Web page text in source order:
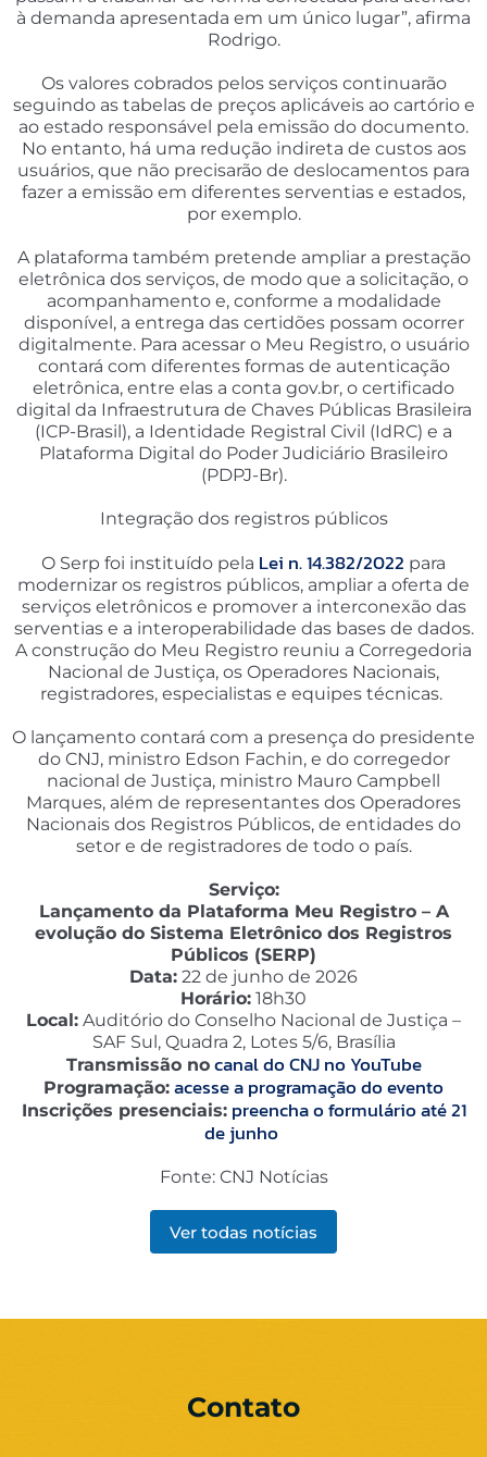
à demanda apresentada em um único lugar”, afirma
Rodrigo.
Os valores cobrados pelos serviços continuarão
seguindo as tabelas de preços aplicáveis ao cartório e
ao estado responsável pela emissão do documento.
No entanto, há uma redução indireta de custos aos
usuários, que não precisarão de deslocamentos para
fazer a emissão em diferentes serventias e estados,
por exemplo.
A plataforma também pretende ampliar a prestação
eletrônica dos serviços, de modo que a solicitação, o
acompanhamento e, conforme a modalidade
disponível, a entrega das certidões possam ocorrer
digitalmente. Para acessar o Meu Registro, o usuário
contará com diferentes formas de autenticação
eletrônica, entre elas a conta gov.br, o certificado
digital da Infraestrutura de Chaves Públicas Brasileira
(ICP-Brasil), a Identidade Registral Civil (IdRC) e a
Plataforma Digital do Poder Judiciário Brasileiro
(PDPJ-Br).
Integração dos registros públicos
O Serp foi instituído pela Lei n. 14.382/2022 para
modernizar os registros públicos, ampliar a oferta de
serviços eletrônicos e promover a interconexão das
serventias e a interoperabilidade das bases de dados.
A construção do Meu Registro reuniu a Corregedoria
Nacional de Justiça, os Operadores Nacionais,
registradores, especialistas e equipes técnicas.
O lançamento contará com a presença do presidente
do CNJ, ministro Edson Fachin, e do corregedor
nacional de Justiça, ministro Mauro Campbell
Marques, além de representantes dos Operadores
Nacionais dos Registros Públicos, de entidades do
setor e de registradores de todo o país.
Serviço:
Lançamento da Plataforma Meu Registro – A
evolução do Sistema Eletrônico dos Registros
Públicos (SERP)
Data: 22 de junho de 2026
Horário: 18h30
Local: Auditório do Conselho Nacional de Justiça –
SAF Sul, Quadra 2, Lotes 5/6, Brasília
Transmissão no canal do CNJ no YouTube
Programação: acesse a programação do evento
Inscrições presenciais: preencha o formulário até 21
de junho
Fonte: CNJ Notícias
Ver todas notícias
Contato